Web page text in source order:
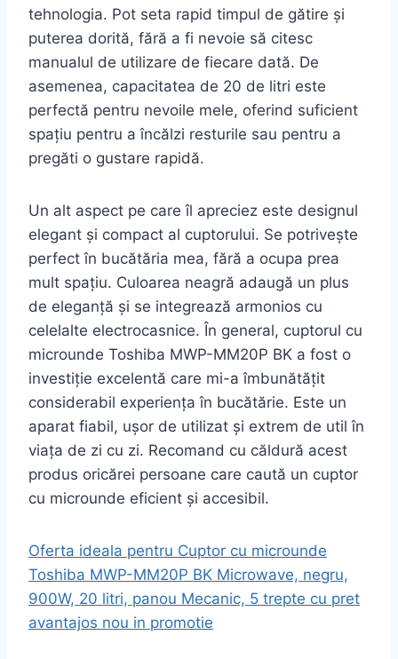
tehnologia. Pot seta rapid timpul de gătire și
puterea dorită, fără a fi nevoie să citesc
manualul de utilizare de fiecare dată. De
asemenea, capacitatea de 20 de litri este
perfectă pentru nevoile mele, oferind suficient
spațiu pentru a încălzi resturile sau pentru a
pregăti o gustare rapidă.
Un alt aspect pe care îl apreciez este designul
elegant și compact al cuptorului. Se potrivește
perfect în bucătăria mea, fără a ocupa prea
mult spațiu. Culoarea neagră adaugă un plus
de eleganță și se integrează armonios cu
celelalte electrocasnice. În general, cuptorul cu
microunde Toshiba MWP-MM20P BK a fost o
investiție excelentă care mi-a îmbunătățit
considerabil experiența în bucătărie. Este un
aparat fiabil, ușor de utilizat și extrem de util în
viața de zi cu zi. Recomand cu căldură acest
produs oricărei persoane care caută un cuptor
cu microunde eficient și accesibil.
Oferta ideala pentru Cuptor cu microunde
Toshiba MWP-MM20P BK Microwave, negru,
900W, 20 litri, panou Mecanic, 5 trepte cu pret
avantajos nou in promotie